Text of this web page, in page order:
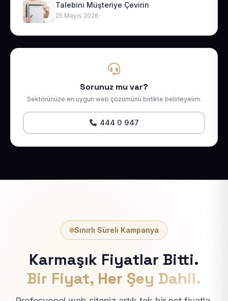
Talebini Müşteriye Çevirin
25 Mayıs 2026
Sorunuz mu var?
Sektörünüze en uygun web çözümünü birlikte belirleyelim.
444 0 947
Sınırlı Süreli Kampanya
Karmaşık Fiyatlar Bitti.
Bir Fiyat, Her Şey Dahil.